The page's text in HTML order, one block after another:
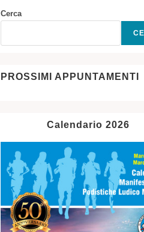
Cerca
PROSSIMI APPUNTAMENTI
Calendario 2026